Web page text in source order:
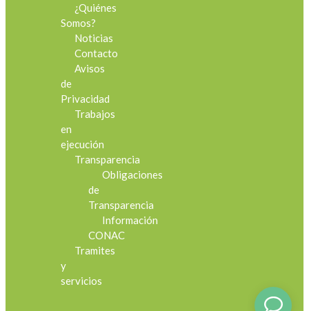
¿Quiénes
Somos?
Noticias
Contacto
Avisos
de
Privacidad
Trabajos
en
ejecución
Transparencia
Obligaciones
de
Transparencia
Información
CONAC
Tramites
y
servicios